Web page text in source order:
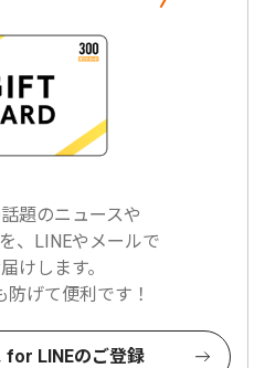
題のニュースや
、LINEやメールで
けします。
げて便利です！
for LINEのご登録